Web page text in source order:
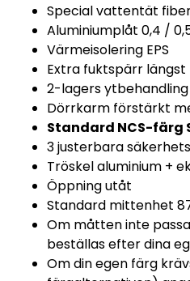
Special vattentät
Aluminiumplåt 0,4 /
Värmeisolering EPS
Extra fuktspärr
2-lagers
Dörrkarm förstärkt
Standard NCS-färg
3 justerbara
Tröskel aluminium +
Öppning utåt
Standard mittenhet
Om måtten inte
beställas efter dina
Om din egen färg